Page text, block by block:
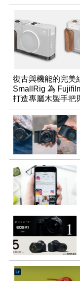
復古與機能的完美
SmallRig 為
打造專屬木製手把
板配件